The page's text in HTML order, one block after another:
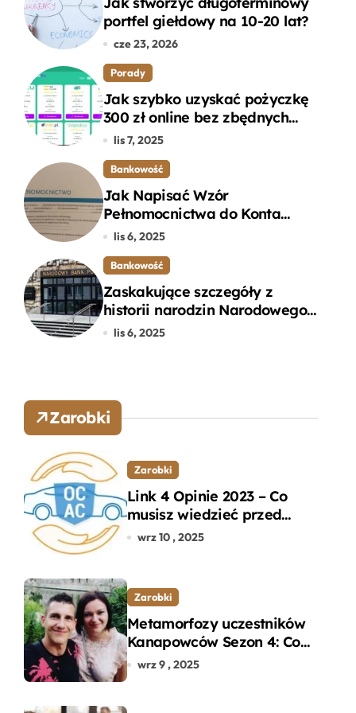
portfel giełdowy na 10-20 lat?
cze 23, 2026
Porady
Jak szybko uzyskać pożyczkę
300 zł online bez zbędnych
formalności?
lis 7, 2025
Bankowość
Jak Napisać Wzór
Pełnomocnictwa do Konta
Bankowego – Praktyczny
lis 6, 2025
Bankowość
Zaskakujące szczegóły z
historii narodzin Narodowego
Banku Polskiego, o których
lis 6, 2025
Zarobki
Zarobki
Link 4 Opinie 2023 – Co
musisz wiedzieć przed
wyborem ubezpieczenia
wrz 10 , 2025
Zarobki
Metamorfozy uczestników
Kanapowców Sezon 4: Co
naprawdę zaskoczyło
wrz 9 , 2025